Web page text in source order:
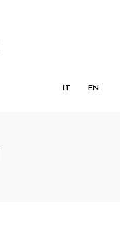
IT EN